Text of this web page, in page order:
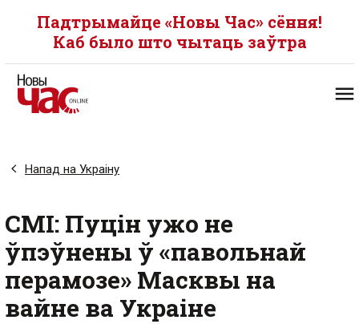
Падтрымайце «Новы Час» сёння!
Каб было што чытаць заўтра
Напад на Украіну
СМІ: Пуцін ужо не
ўпэўнены ў «павольнай
перамозе» Масквы на
вайне ва Украіне